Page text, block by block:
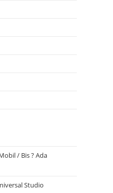
/ Bis ? Ada
Studio